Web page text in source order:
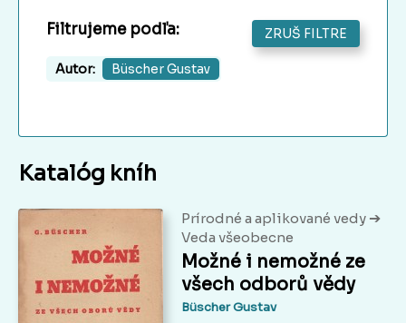
Filtrujeme podľa: ZRUŠ FILTRE
Autor: Büscher Gustav
Katalóg kníh
Prírodné a aplikované vedy ➔
Veda všeobecne
Možné i nemožné ze
všech odborů vědy
Büscher Gustav